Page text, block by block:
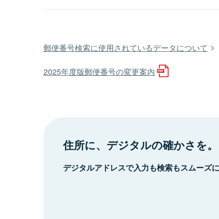
郵便番号検索に使用されているデータについて
2025年度版郵便番号の変更案内
住所に、デジタルの確かさを。
デジタルアドレスで入力も検索もスムーズ